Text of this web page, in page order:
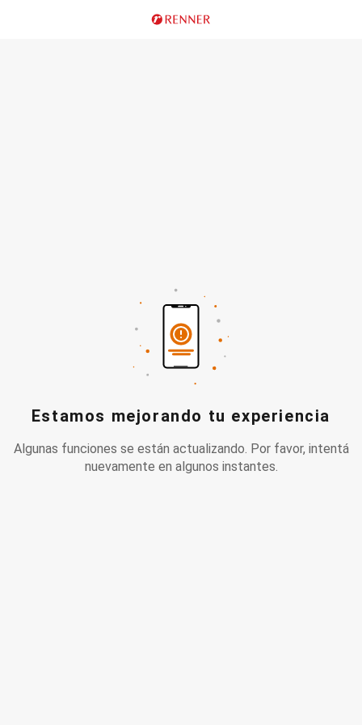
Estamos mejorando tu experiencia
Algunas funciones se están actualizando. Por favor, intentá
nuevamente en algunos instantes.